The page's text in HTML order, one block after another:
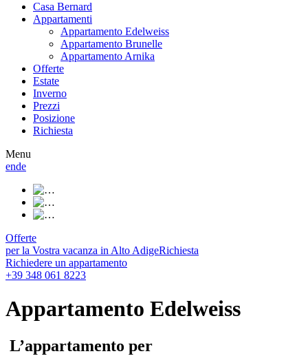
Casa Bernard
Appartamenti
Appartamento Edelweiss
Appartamento Brunelle
Appartamento Arnika
Offerte
Estate
Inverno
Prezzi
Posizione
Richiesta
Menu
ende
Offerte
per la Vostra vacanza in Alto AdigeRichiesta
Richiedere un appartamento
+39 348 061 8223
Appartamento Edelweiss
L’appartamento per